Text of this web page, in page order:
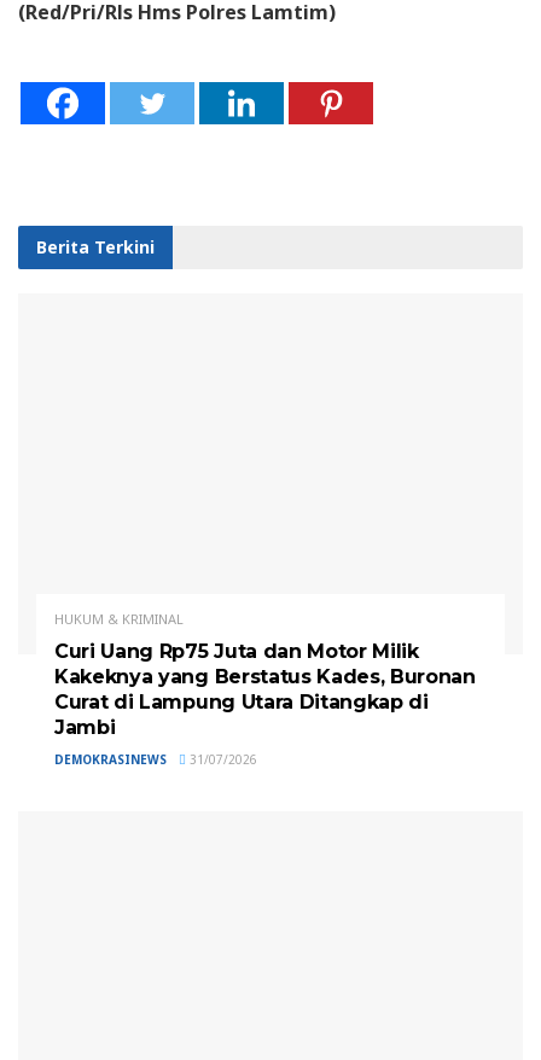
(Red/Pri/Rls Hms Polres Lamtim)
Berita Terkini
HUKUM & KRIMINAL
Curi Uang Rp75 Juta dan Motor Milik
Kakeknya yang Berstatus Kades, Buronan
Curat di Lampung Utara Ditangkap di
Jambi
DEMOKRASINEWS 31/07/2026